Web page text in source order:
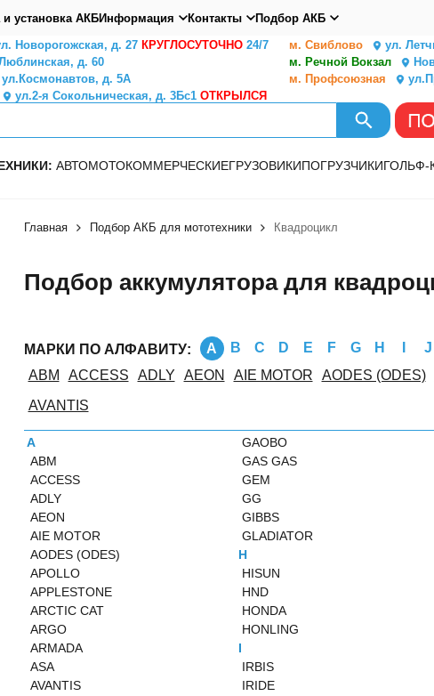
установка АКБИнформация Контакты Подбор АКБ
Новорогожская, д. 27 КРУГЛОСУТОЧНО24/7 м. Свиблово ул.
д. 60 м. Речной Вокзал
д. 5А м. Профсоюзная
ул.2-я Сокольническая, д. 3Бс1 ОТКРЫЛСЯ
АВТОМОТОКОММЕРЧЕСКИЕГРУЗОВИКИПОГРУЗЧИКИГОЛЬФ-
Главная Подбор АКБ для мототехники Квадроцикл
Подбор аккумулятора для
МАРКИ ПО АЛФАВИТУ: A B C D E F G H J
ABM
ACCESS ADLY AEON AIE MOTOR AODES (ODES)
AVANTIS
A
ABM
ACCESS
ADLY
AEON
AIE MOTOR
AODES (ODES)
APOLLO
APPLESTONE
ARCTIC CAT
ARGO
ARMADA
ASA
AVANTIS
GAOBO
GAS GAS
GEM
GG
GIBBS
GLADIATOR
H
HISUN
HND
HONDA
HONLING
I
IRBIS
IRIDE